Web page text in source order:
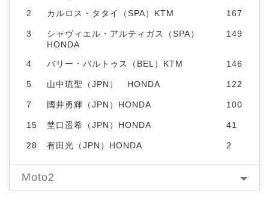
2 カルロス・タタイ（SPA）KTM 167
3
シャヴィエル・アルティガス（SPA）
HONDA
149
4 バリー・バルトゥス（BEL）KTM 146
5 山中琉聖（JPN） HONDA 122
7 國井勇輝（JPN）HONDA 100
15 埜口遥希（JPN）HONDA 41
28 有田光（JPN）HONDA 2
Moto2